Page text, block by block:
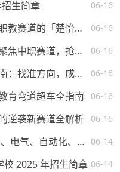
06-16
生简章
06-16
湖南中考普高线下生择校攻略：职教赛道的「楚怡」机遇与突围路径
06-16
湖南中考普高线下生择校攻略：聚焦中职赛道，抢占升学就业先机
06-16
湖南中考普高线下生专业选择指南：找准方向，成就未来
06-16
育弯道超车全指南
06-16
逆袭新赛道全解析
06-14
五大热门专业:计算机、电子信息、电气、自动化、机械。学校怎么选，将来就业如何？
06-14
校 2025 年招生简章